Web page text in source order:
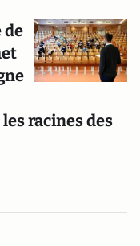
de
racines des